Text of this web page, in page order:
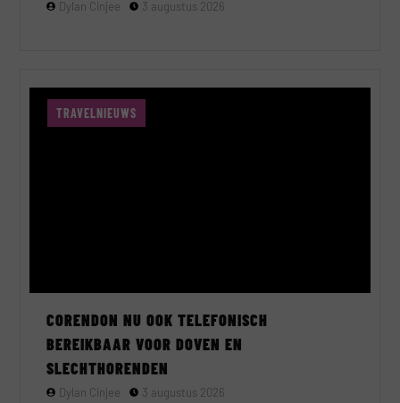
Dylan Cinjee 3 augustus 2026
TRAVELNIEUWS
CORENDON NU OOK TELEFONISCH
BEREIKBAAR VOOR DOVEN EN
SLECHTHORENDEN
Dylan Cinjee 3 augustus 2026